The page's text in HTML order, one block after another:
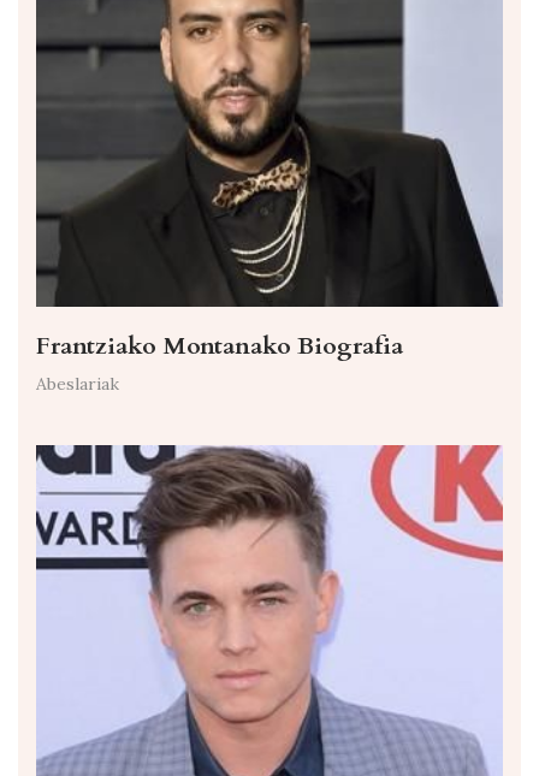
Frantziako Montanako Biografia
Abeslariak